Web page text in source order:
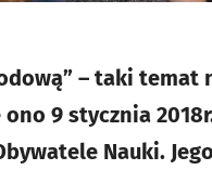
– taki temat
ono 9 stycznia
Nauki.